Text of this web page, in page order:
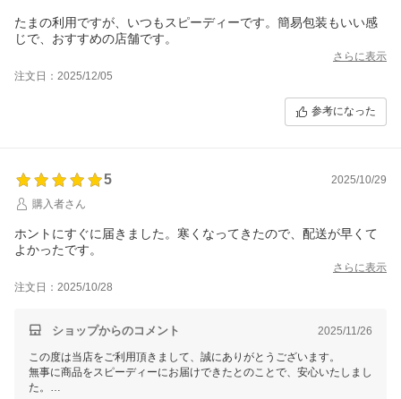
たまの利用ですが、いつもスピーディーです。簡易包装もいい感
じで、おすすめの店舗です。
さらに表示
注文日：2025/12/05
参考になった
5
2025/10/29
購入者さん
ホントにすぐに届きました。寒くなってきたので、配送が早くて
よかったです。
さらに表示
注文日：2025/10/28
ショップからのコメント 2025/11/26
この度は当店をご利用頂きまして、誠にありがとうございます。
無事に商品をスピーディーにお届けできたとのことで、安心いたしまし
た。